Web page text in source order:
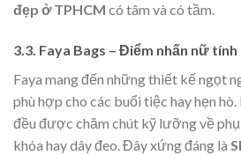
đẹp ở TPHCM có tâm và có tầm.
3.3. Faya Bags – Điểm nhấn nữ tính
Faya mang đến những thiết kế ngọt
phù hợp cho các buổi tiệc hay hẹn
đều được chăm chút kỹ lưỡng về
khóa hay dây đeo. Đây xứng đáng là